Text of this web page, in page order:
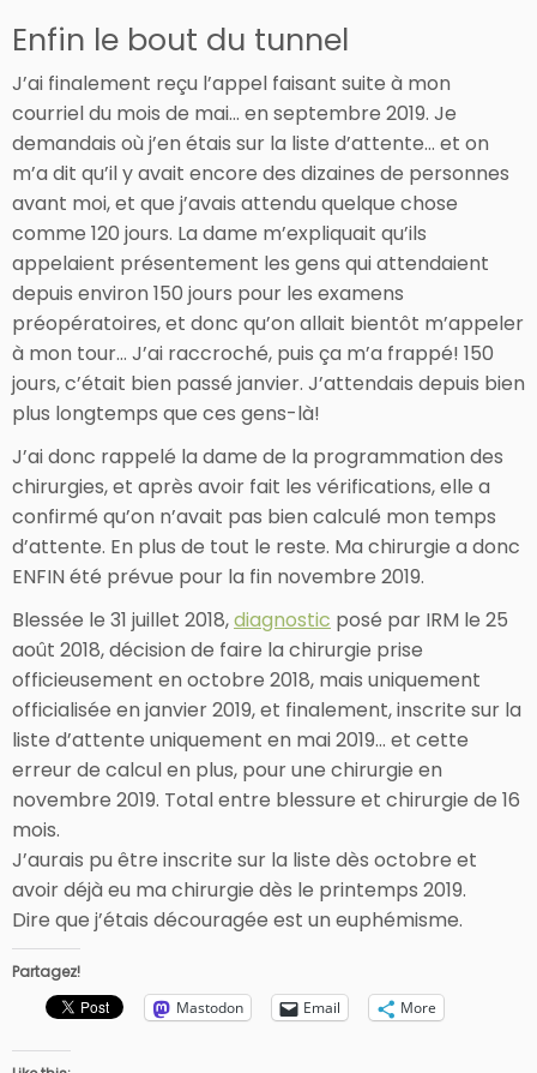
Enfin le bout du tunnel
J’ai finalement reçu l’appel faisant suite à mon
courriel du mois de mai… en septembre 2019. Je
demandais où j’en étais sur la liste d’attente… et on
m’a dit qu’il y avait encore des dizaines de personnes
avant moi, et que j’avais attendu quelque chose
comme 120 jours. La dame m’expliquait qu’ils
appelaient présentement les gens qui attendaient
depuis environ 150 jours pour les examens
préopératoires, et donc qu’on allait bientôt m’appeler
à mon tour… J’ai raccroché, puis ça m’a frappé! 150
jours, c’était bien passé janvier. J’attendais depuis bien
plus longtemps que ces gens-là!
J’ai donc rappelé la dame de la programmation des
chirurgies, et après avoir fait les vérifications, elle a
confirmé qu’on n’avait pas bien calculé mon temps
d’attente. En plus de tout le reste. Ma chirurgie a donc
ENFIN été prévue pour la fin novembre 2019.
Blessée le 31 juillet 2018,diagnostic posé par IRM le 25
août 2018, décision de faire la chirurgie prise
officieusement en octobre 2018, mais uniquement
officialisée en janvier 2019, et finalement, inscrite sur la
liste d’attente uniquement en mai 2019… et cette
erreur de calcul en plus, pour une chirurgie en
novembre 2019. Total entre blessure et chirurgie de 16
mois.
J’aurais pu être inscrite sur la liste dès octobre et
avoir déjà eu ma chirurgie dès le printemps 2019.
Dire que j’étais découragée est un euphémisme.
Partagez!
Mastodon
Email More